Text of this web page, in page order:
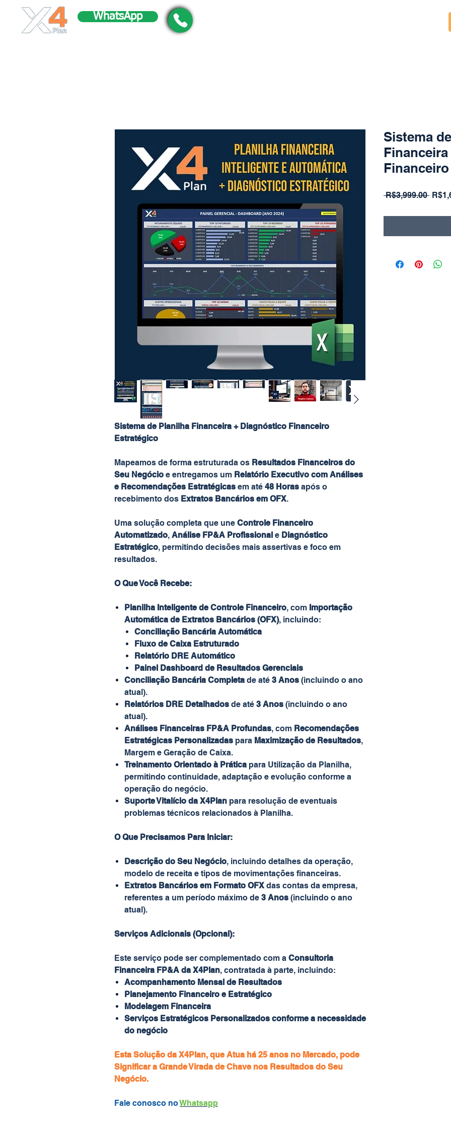
WhatsApp
Sistema de Planilha Financeira + Diagnóstico Financeiro
Estratégico
Mapeamos de forma estruturada os Resultados Financeiros do
Seu Negócio e entregamos um Relatório Executivo com Análises
e Recomendações Estratégicas em até 48 Horas após o
recebimento dos Extratos Bancários em OFX.
Uma solução completa que une Controle Financeiro
Automatizado, Análise FP&A Profissional e Diagnóstico
Estratégico, permitindo decisões mais assertivas e foco em
resultados.
O Que Você Recebe:
Planilha Inteligente de Controle Financeiro, com Importação
Automática de Extratos Bancários (OFX), incluindo:
Conciliação Bancária Automática
Fluxo de Caixa Estruturado
Relatório DRE Automático
Painel Dashboard de Resultados Gerenciais
Conciliação Bancária Completa de até 3 Anos (incluindo o ano
atual).
Relatórios DRE Detalhados de até 3 Anos (incluindo o ano
atual).
Análises Financeiras FP&A Profundas, com Recomendações
Estratégicas Personalizadas para Maximização de Resultados,
Margem e Geração de Caixa.
Treinamento Orientado à Prática para Utilização da Planilha,
permitindo continuidade, adaptação e evolução conforme a
operação do negócio.
Suporte Vitalício da X4Plan para resolução de eventuais
problemas técnicos relacionados à Planilha.
O Que Precisamos Para Iniciar:
Descrição do Seu Negócio, incluindo detalhes da operação,
modelo de receita e tipos de movimentações financeiras.
Extratos Bancários em Formato OFXdas contas da empresa,
referentes a um período máximo de 3 Anos (incluindo o ano
atual).
Serviços Adicionais (Opcional):
Este serviço pode ser complementado com a Consultoria
Financeira FP&A da X4Plan, contratada à parte, incluindo:
Acompanhamento Mensal de Resultados
Planejamento Financeiro e Estratégico
Modelagem Financeira
Serviços Estratégicos Personalizados conforme a necessidade
do negócio
Esta Solução da X4Plan, que Atua há 25 anos no Mercado, pode
Significar a Grande Virada de Chave nos Resultados do Seu
Negócio.
Fale conosco noWhatsapp
Sistema
R$3,999.00